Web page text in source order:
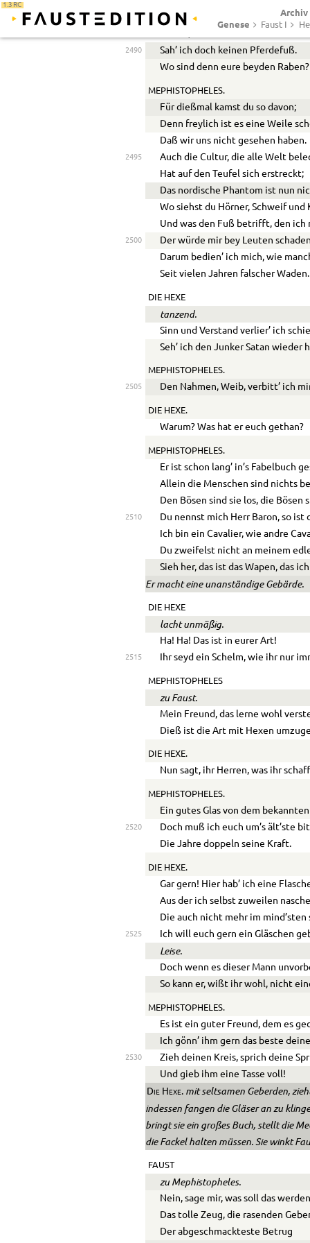
1.3 RC
Archiv
Genese
Faust I
DIE HEXE.
2490
Sah’ ich doch keinen Pferdefuß.
Wo sind denn eure beyden Raben?
MEPHISTOPHELES.
Für dießmal kamst du so davon;
Denn freylich ist es eine Weile
Daß wir uns nicht gesehen haben.
2495
Auch die Cultur, die alle Welt
Hat auf den Teufel sich erstreckt;
Das nordische Phantom ist nun
Wo siehst du Hörner, Schweif und
Und was den Fuß betrifft, den ich
2500
Der würde mir bey Leuten
Darum bedien’ ich mich, wie
Seit vielen Jahren falscher Waden.
DIE HEXE
tanzend.
Sinn und Verstand verlier’ ich
Seh’ ich den Junker Satan wieder
MEPHISTOPHELES.
2505 Den Nahmen, Weib, verbitt’ ich
DIE HEXE.
Warum? Was hat er euch gethan?
MEPHISTOPHELES.
Er ist schon lang’ in’s Fabelbuch
Allein die Menschen sind nichts
Den Bösen sind sie los, die Bösen
2510
Du nennst mich Herr Baron, so ist
Ich bin ein Cavalier, wie andre
Du zweifelst nicht an meinem
Sieh her, das ist das Wapen, das
Er macht eine unanständige Gebärde.
DIE HEXE
lacht unmäßig.
Ha! Ha! Das ist in eurer Art!
2515 Ihr seyd ein Schelm, wie ihr nur
MEPHISTOPHELES
zu Faust.
Mein Freund, das lerne wohl
Dieß ist die Art mit Hexen
DIE HEXE.
Nun sagt, ihr Herren, was ihr
MEPHISTOPHELES.
Ein gutes Glas von dem
2520
Doch muß ich euch um’s ält’ste
Die Jahre doppeln seine Kraft.
DIE HEXE.
Gar gern! Hier hab’ ich eine
Aus der ich selbst zuweilen
Die auch nicht mehr im
2525 Ich will euch gern ein Gläschen
Leise.
Doch wenn es dieser Mann
So kann er, wißt ihr wohl, nicht
MEPHISTOPHELES.
Es ist ein guter Freund, dem es
Ich gönn’ ihm gern das beste
2530
Zieh deinen Kreis, sprich deine
Und gieb ihm eine Tasse voll!
Die Hexe.mit seltsamen Geberden,
indessen fangen die Gläser an zu
bringt sie ein großes Buch, stellt die
die Fackel halten müssen. Sie winkt
FAUST
zu Mephistopheles.
Nein, sage mir, was soll das
Das tolle Zeug, die rasenden
Der abgeschmackteste Betrug